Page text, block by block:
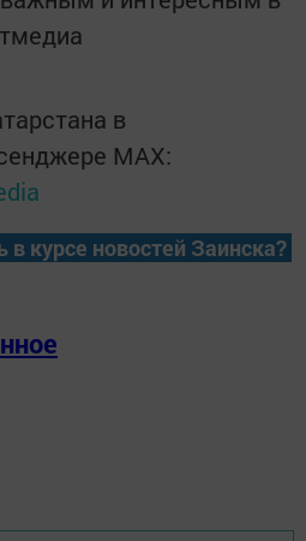
в
MАХ:
курсе новостей Заинска?